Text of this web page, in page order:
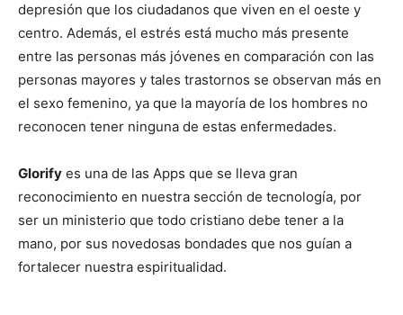
depresión que los ciudadanos que viven en el oeste y
centro. Además, el estrés está mucho más presente
entre las personas más jóvenes en comparación con las
personas mayores y tales trastornos se observan más en
el sexo femenino, ya que la mayoría de los hombres no
reconocen tener ninguna de estas enfermedades.
Glorify es una de las Apps que se lleva gran
reconocimiento en nuestra sección de tecnología, por
ser un ministerio que todo cristiano debe tener a la
mano, por sus novedosas bondades que nos guían a
fortalecer nuestra espiritualidad.